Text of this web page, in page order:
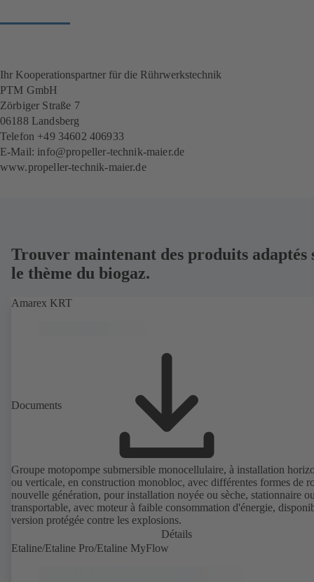
Ihr Kooperationspartner für die Rührwerkstechnik
PTM GmbH
Zörbiger Straße 7
06188 Landsberg
Telefon +49 34602 406933
E-Mail: info@propeller-technik-maier.de
www.propeller-technik-maier.de(
r
e
o
u
e
l
o
n
g
l
t
Trouver maintenant des produits adaptés
le thème du biogaz.
Amarex KRT
Documents
Groupe motopompe submersible monocellulaire, à installation
ou verticale, en construction monobloc, avec différentes formes de
nouvelle génération, pour installation noyée ou sèche, stationnaire
transportable, avec moteur à faible consommation d'énergie,
version protégée contre les explosions.
Détails
Etaline/Etaline Pro/Etaline MyFlow